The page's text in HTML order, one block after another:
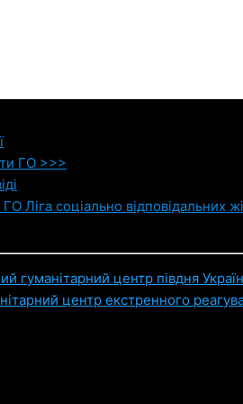
ГО >>>
Ліга соціально відповідальних
гуманітарний центр півдня
центр екстренного